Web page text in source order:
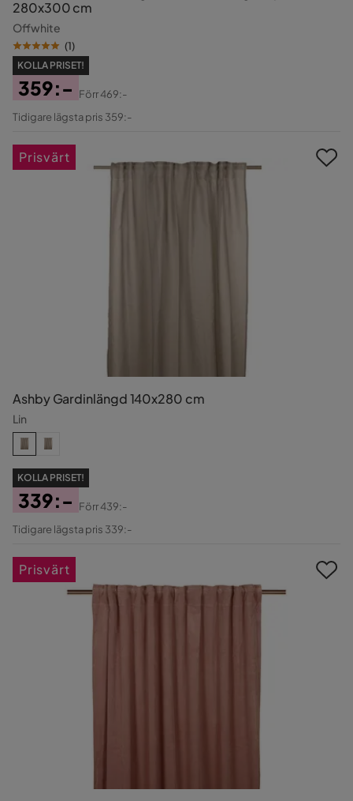
280x300 cm
Offwhite
(1)
KOLLA PRISET!
Pris
359:-
Original
Förr469:-
Tidigare lägsta pris 359:-
Ashby Gardinlängd 140x280 cm
Lin
KOLLA PRISET!
Pris
339:-
Original
Förr439:-
Tidigare lägsta pris 339:-
Prisvärt
Prisvärt